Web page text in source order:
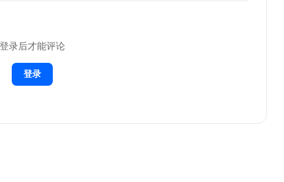
登录后才能评论
登录